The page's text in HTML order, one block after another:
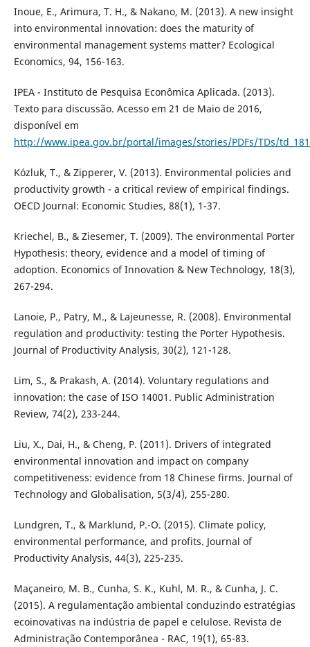
Inoue, E., Arimura, T. H., & Nakano, M. (2013). A new insight
into environmental innovation: does the maturity of
environmental management systems matter? Ecological
Economics, 94, 156-163.
IPEA - Instituto de Pesquisa Econômica Aplicada. (2013).
Texto para discussão. Acesso em 21 de Maio de 2016,
disponível em
http://www.ipea.gov.br/portal/images/stories/PDFs/TDs/
Kózluk, T., & Zipperer, V. (2013). Environmental policies and
productivity growth - a critical review of empirical findings.
OECD Journal: Economic Studies, 88(1), 1-37.
Kriechel, B., & Ziesemer, T. (2009). The environmental Porter
Hypothesis: theory, evidence and a model of timing of
adoption. Economics of Innovation & New Technology, 18(3),
267-294.
Lanoie, P., Patry, M., & Lajeunesse, R. (2008). Environmental
regulation and productivity: testing the Porter Hypothesis.
Journal of Productivity Analysis, 30(2), 121-128.
Lim, S., & Prakash, A. (2014). Voluntary regulations and
innovation: the case of ISO 14001. Public Administration
Review, 74(2), 233-244.
Liu, X., Dai, H., & Cheng, P. (2011). Drivers of integrated
environmental innovation and impact on company
competitiveness: evidence from 18 Chinese firms. Journal of
Technology and Globalisation, 5(3/4), 255-280.
Lundgren, T., & Marklund, P.-O. (2015). Climate policy,
environmental performance, and profits. Journal of
Productivity Analysis, 44(3), 225-235.
Maçaneiro, M. B., Cunha, S. K., Kuhl, M. R., & Cunha, J. C.
(2015). A regulamentação ambiental conduzindo estratégias
ecoinovativas na indústria de papel e celulose. Revista de
Administração Contemporânea - RAC, 19(1), 65-83.